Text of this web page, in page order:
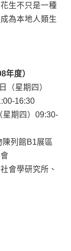
生不只是一種
為本地人類生
年度）
星期四）
16:30
期四）09:30-
列館B1展區
會學研究所、